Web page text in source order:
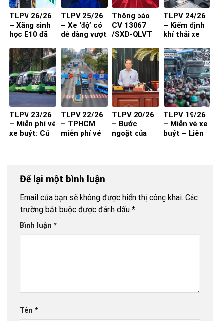
TLPV 26/26
– Xăng sinh
học E10 đã
TLPV 25/26
– Xe ‘độ’ có
dễ dàng vượt
kiểm?
Thông báo
CV 13067
/SXD-QLVT
Dựng đến
các DN/HTX
TLPV 24/26
– Kiểm định
khí thải xe
2027 đạt
hiệu quả?
TLPV 23/26
– Miễn phí vé
xe buýt: Cú
TLPV 22/26
– TPHCM
miễn phí vé
buýt đột
TLPV 20/26
– Bước
ngoặt của
TLPV 19/26
– Miễn vé xe
buýt – Liên
Để lại một bình luận
Email của bạn sẽ không được hiển thị công khai. Các
trường bắt buộc được đánh dấu *
Bình luận *
Tên *